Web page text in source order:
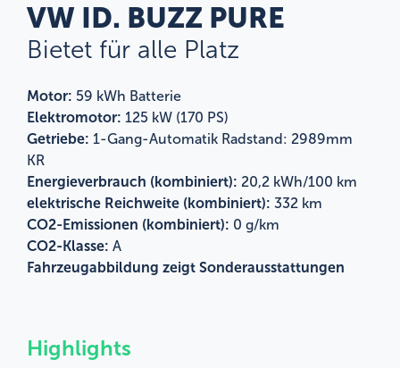
VW ID. BUZZ PURE
Bietet für alle Platz
Motor: 59 kWh Batterie
Elektromotor: 125 kW (170 PS)
Getriebe: 1-Gang-Automatik Radstand: 2989mm
KR
Energieverbrauch (kombiniert): 20,2 kWh/100 km
elektrische Reichweite (kombiniert): 332 km
CO2-Emissionen (kombiniert): 0 g/km
CO2-Klasse: A
Fahrzeugabbildung zeigt Sonderausstattungen
Highlights